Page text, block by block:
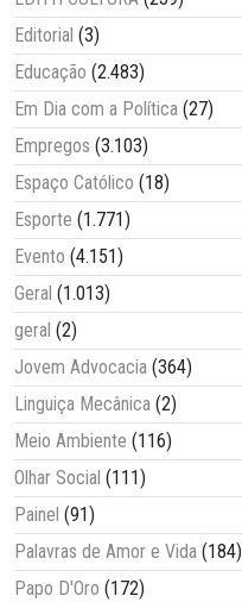
Editorial (3)
Educação (2.483)
Em Dia com a Política (27)
Empregos (3.103)
Espaço Católico (18)
Esporte (1.771)
Evento (4.151)
Geral (1.013)
geral (2)
Jovem Advocacia (364)
Linguiça Mecânica (2)
Meio Ambiente (116)
Olhar Social (111)
Painel (91)
Palavras de Amor e Vida (184)
Papo D'Oro (172)